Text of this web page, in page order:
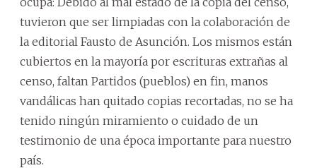
tuvieron que ser limpiadas con la colaboración de
la editorial Fausto de Asunción. Los mismos están
cubiertos en la mayoría por escrituras extrañas al
censo, faltan Partidos (pueblos) en fin, manos
vandálicas han quitado copias recortadas, no se ha
tenido ningún miramiento o cuidado de un
testimonio de una época importante para nuestro
país.